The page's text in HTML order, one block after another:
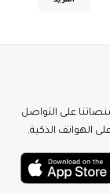
على التواصل
الهواتف الذكية.